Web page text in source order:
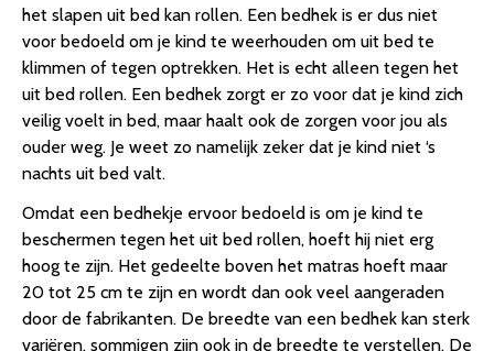
het slapen uit bed kan rollen. Een bedhek is er dus niet
voor bedoeld om je kind te weerhouden om uit bed te
klimmen of tegen optrekken. Het is echt alleen tegen het
uit bed rollen. Een bedhek zorgt er zo voor dat je kind zich
veilig voelt in bed, maar haalt ook de zorgen voor jou als
ouder weg. Je weet zo namelijk zeker dat je kind niet ‘s
nachts uit bed valt.
Omdat een bedhekje ervoor bedoeld is om je kind te
beschermen tegen het uit bed rollen, hoeft hij niet erg
hoog te zijn. Het gedeelte boven het matras hoeft maar
20 tot 25 cm te zijn en wordt dan ook veel aangeraden
door de fabrikanten. De breedte van een bedhek kan sterk
variëren, sommigen zijn ook in de breedte te verstellen. De